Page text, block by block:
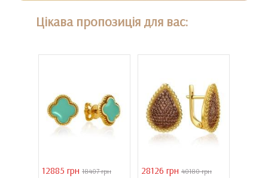
Цікава пропозиція для вас:
12885 грн 18407 грн 28126 грн 40180 грн